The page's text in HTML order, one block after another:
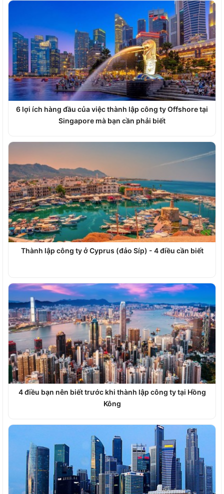
6 lợi ích hàng đầu của việc thành lập công ty Offshore tại
Singapore mà bạn cần phải biết
Thành lập công ty ở Cyprus (đảo Síp) - 4 điều cần biết
4 điều bạn nên biết trước khi thành lập công ty tại Hồng
Kông